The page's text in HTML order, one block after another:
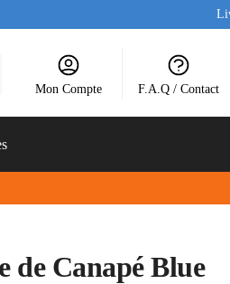
Mon Compte F.A.Q / Contact
de Canapé Blue